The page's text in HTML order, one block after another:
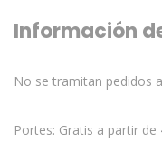
Información
No se tramitan pedidos
Portes: Gratis a partir de